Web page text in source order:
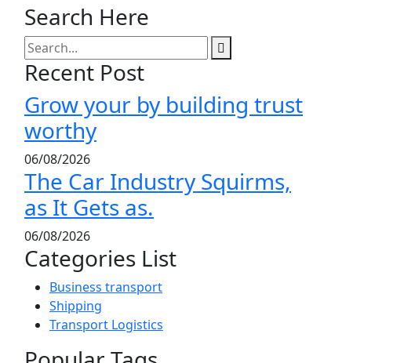
Search Here
Recent Post
Grow your by building trust
worthy
06/08/2026
The Car Industry Squirms,
as It Gets as.
06/08/2026
Categories List
Business transport
Shipping
Transport Logistics